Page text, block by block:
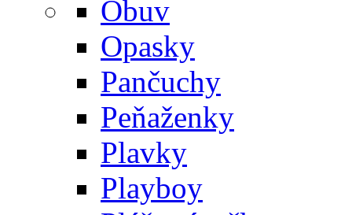
Obuv
Opasky
Pančuchy
Peňaženky
Plavky
Playboy